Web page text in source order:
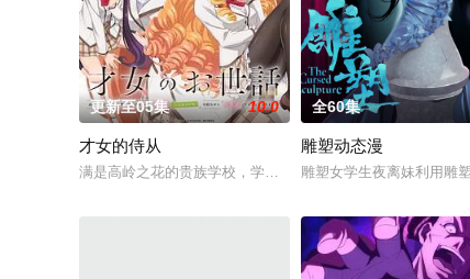
更新至05集 10.0
才女的侍从
满是高岭之花的贵族学校，学院的第一大小姐竟然毫无生活
全60集
雕塑动态漫
雕塑女学生夜离妹利用雕